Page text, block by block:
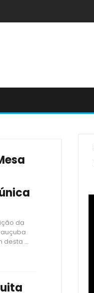
da
desta ...